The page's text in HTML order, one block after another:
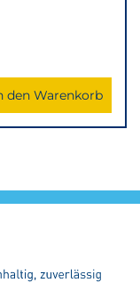
den Warenkorb